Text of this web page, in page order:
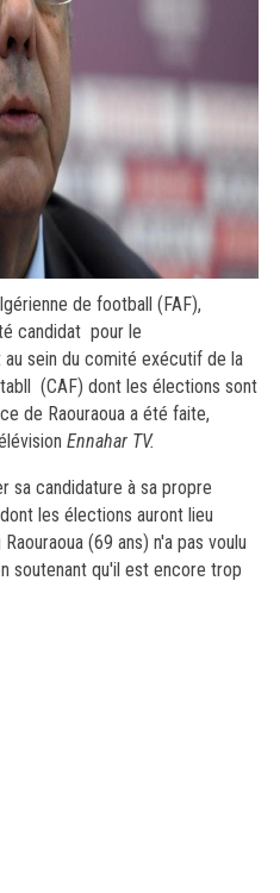
de football (FAF),
candidat pour le
sein du comité exécutif de la
(CAF) dont les élections sont
de Raouraoua a été faite,
Ennahar TV.
sa candidature à sa propre
les élections auront lieu
(69 ans) n'a pas voulu
soutenant qu'il est encore trop